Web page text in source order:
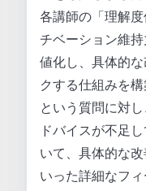
各講師の「理解
チベーション維
値化し、具体的
クする仕組みを
という質問に対
ドバイスが不足
いて、具体的な
いった詳細なフ